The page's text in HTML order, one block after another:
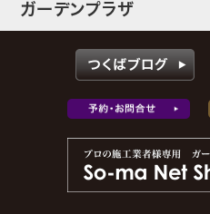
ガーデンプラザ